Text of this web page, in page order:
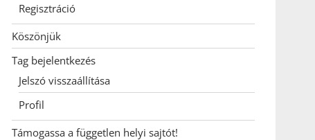
Regisztráció
Köszönjük
Tag bejelentkezés
Jelszó visszaállítása
Profil
Támogassa a független helyi sajtót!